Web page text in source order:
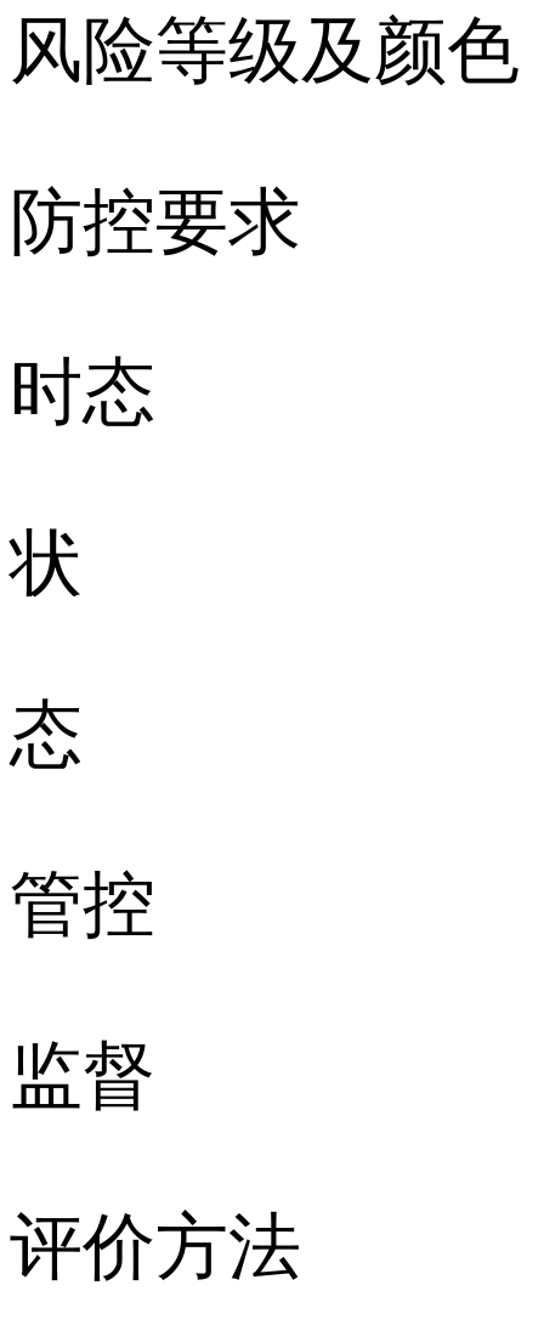
风险等级及颜色
防控要求
时态
状
态
管控
监督
评价方法